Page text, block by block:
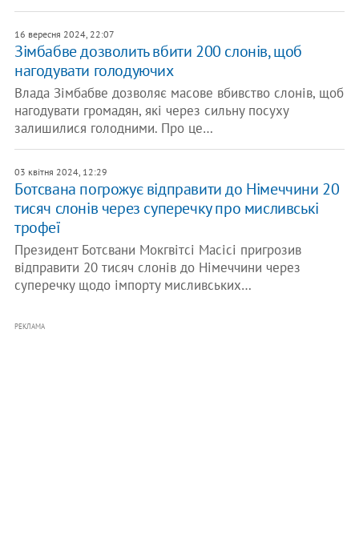
16 вересня 2024, 22:07
Зімбабве дозволить вбити 200 слонів, щоб
нагодувати голодуючих
Влада Зімбабве дозволяє масове вбивство слонів, щоб
нагодувати громадян, які через сильну посуху
залишилися голодними. Про це…
03 квітня 2024, 12:29
Ботсвана погрожує відправити до Німеччини 20
тисяч слонів через суперечку про мисливські
трофеї
Президент Ботсвани Мокгвітсі Масісі пригрозив
відправити 20 тисяч слонів до Німеччини через
суперечку щодо імпорту мисливських…
РЕКЛАМА